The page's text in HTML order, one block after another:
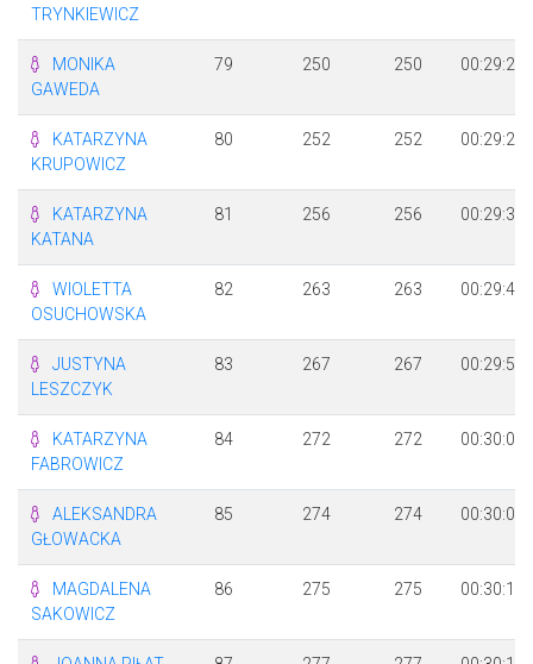
TRYNKIEWICZ
MONIKA
GAWEDA
79 250 250 00:29:27
KATARZYNA
KRUPOWICZ
80 252 252 00:29:28
KATARZYNA
KATANA
81 256 256 00:29:38
WIOLETTA
OSUCHOWSKA
82 263 263 00:29:46
JUSTYNA
LESZCZYK
83 267 267 00:29:56
KATARZYNA
FABROWICZ
84 272 272 00:30:05
ALEKSANDRA
GŁOWACKA
85 274 274 00:30:08
MAGDALENA
SAKOWICZ
86 275 275 00:30:10